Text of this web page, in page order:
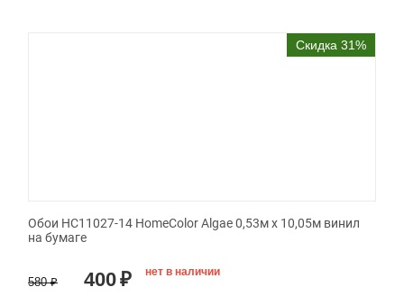
Скидка 31%
Обои HC11027-14 HomeColor Algae 0,53м x 10,05м винил
на бумаге
580 ₽ 400₽ нет в наличии